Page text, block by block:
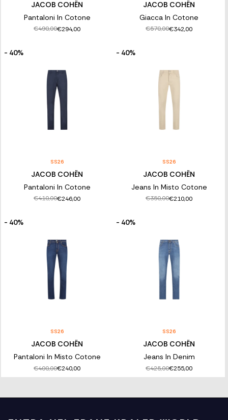
JACOB COHËN
Pantaloni In Cotone
€490,00€294,00
JACOB COHËN
Giacca In Cotone
€570,00€342,00
- 40%
SS26
JACOB COHËN
Pantaloni In Cotone
€410,00€246,00
- 40%
SS26
JACOB COHËN
Jeans In Misto Cotone
€350,00€210,00
- 40%
SS26
JACOB COHËN
Pantaloni In Misto Cotone
€400,00€240,00
- 40%
SS26
JACOB COHËN
Jeans In Denim
€425,00€255,00